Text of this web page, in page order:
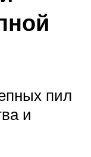
пил
и